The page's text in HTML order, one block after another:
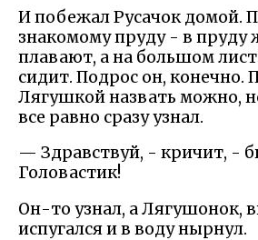
И побежал Русачок домой.
знакомому пруду - в пруду
плавают, а на большом
сидит. Подрос он, конечно.
Лягушкой назвать можно,
все равно сразу узнал.
— Здравствуй, - кричит, -
Головастик!
Он-то узнал, а Лягушонок,
испугался и в воду нырнул.